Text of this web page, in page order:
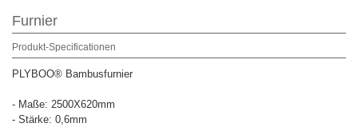
Furnier
Produkt-Specificationen
PLYBOO® Bambusfurnier
- Maße: 2500X620mm
- Stärke: 0,6mm